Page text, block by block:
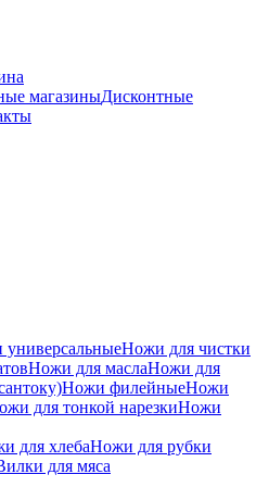
магазиныДисконтные
Ножи для чистки
Ножи для маслаНожи для
Ножи филейныеНожи
для тонкой нарезкиНожи
для хлебаНожи для рубки
для мяса